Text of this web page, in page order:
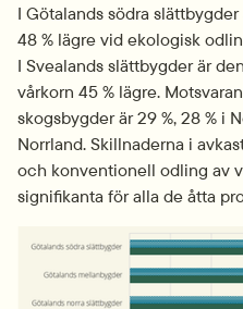
I Götalands södra
48 % lägre vid ekologisk
I Svealands slättbygder är
vårkorn 45 % lägre.
skogsbygder är 29 %, 28 % i
Norrland. Skillnaderna i
och konventionell odling av
signifikanta för alla de åtta